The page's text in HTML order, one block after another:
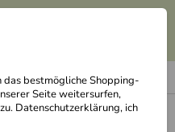
das bestmögliche Shopping-
Seite weitersurfen,
Datenschutzerklärung, ich